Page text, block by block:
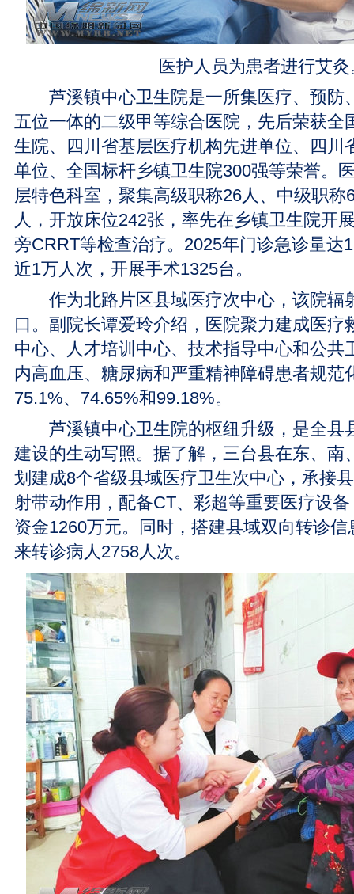
医护人员为患者进行艾灸
芦溪镇中心卫生院是一所集医疗、预防
五位一体的二级甲等综合医院，先后荣获全
生院、四川省基层医疗机构先进单位、四川
单位、全国标杆乡镇卫生院300强等荣誉。
层特色科室，聚集高级职称26人、中级职称
人，开放床位242张，率先在乡镇卫生院开
旁CRRT等检查治疗。2025年门诊急诊量达
近1万人次，开展手术1325台。
作为北路片区县域医疗次中心，该院辐
口。副院长谭爱玲介绍，医院聚力建成医疗
中心、人才培训中心、技术指导中心和公共
内高血压、糖尿病和严重精神障碍患者规范
75.1%、74.65%和99.18%。
芦溪镇中心卫生院的枢纽升级，是全县
建设的生动写照。据了解，三台县在东、南
划建成8个省级县域医疗卫生次中心，承接
射带动作用，配备CT、彩超等重要医疗设
资金1260万元。同时，搭建县域双向转诊
来转诊病人2758人次。